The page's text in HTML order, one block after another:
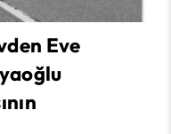
Eve